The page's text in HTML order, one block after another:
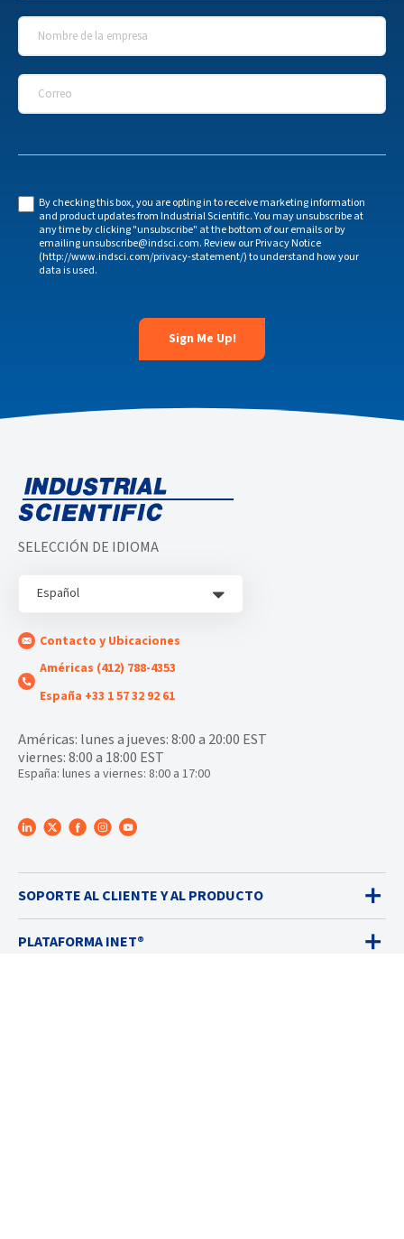
Nombre de la empresa
Correo
By checking this box, you are opting in to receive marketing information
and product updates from Industrial Scientific. You may unsubscribe at
any time by clicking "unsubscribe" at the bottom of our emails or by
emailing unsubscribe@indsci.com. Review our Privacy Notice
(http://www.indsci.com/privacy-statement/) to understand how your
data is used.
SELECCIÓN DE IDIOMA
Español
Contacto y Ubicaciones
Américas (412) 788-4353
España +33 1 57 32 92 61
Américas: lunes a jueves: 8:00 a 20:00 EST
viernes: 8:00 a 18:00 EST
España: lunes a viernes: 8:00 a 17:00
SOPORTE AL CLIENTE Y AL PRODUCTO
PLATAFORMA INET®